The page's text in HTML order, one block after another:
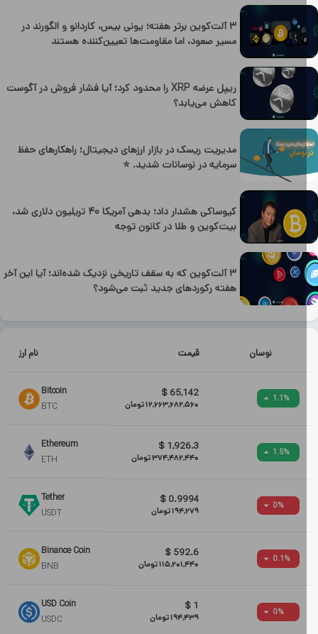
۳ آلت‌کوین برتر هفته؛ یونی بیس، کاردانو و الگورند در
مسیر صعود، اما مقاومت‌ها تعیین‌کننده هستند
ریپل عرضه XRP را محدود کرد؛ آیا فشار فروش در آگوست
کاهش می‌یابد؟
مدیریت ریسک در بازار ارزهای دیجیتال؛ راهکارهای حفظ
سرمایه در نوسانات شدید. ⭐
کیوساکی هشدار داد؛ بدهی آمریکا ۴۰ تریلیون دلاری شد،
بیت‌کوین و طلا در کانون توجه
۳ آلت‌کوین که به سقف تاریخی نزدیک شده‌اند؛ آیا این آخر
هفته رکوردهای جدید ثبت می‌شود؟
نوسان قیمت نام ارز
1.1
65,142
$
12,663,682,560تومان
Bitcoin
BTC
1.5
1,926.3
$
374,482,440تومان
Ethereum
ETH
0.9994
$
194,279تومان
Tether
USDT
0.1
592.6
$
115,201,440تومان
Binance Coin
BNB
$
194,439تومان
USD Coin
USDC